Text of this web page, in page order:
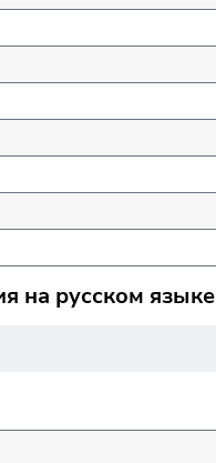
на русском языке